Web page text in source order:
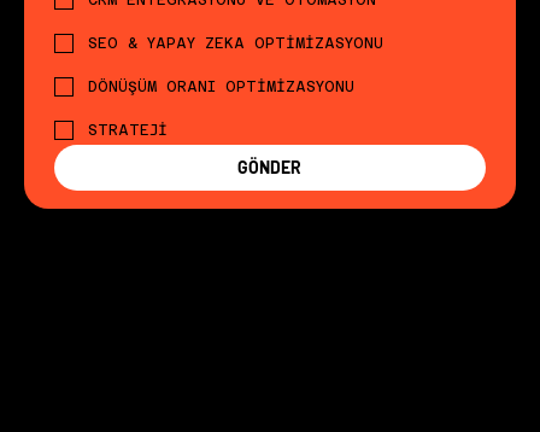
SEO & YAPAY ZEKA OPTİMİZASYONU
DÖNÜŞÜM ORANI OPTİMİZASYONU
STRATEJİ
GÖNDER